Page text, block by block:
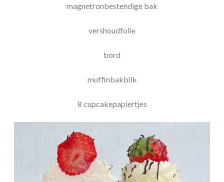
magnetronbestendige bak
vershoudfolie
bord
muffinbakblik
8 cupcakepapiertjes